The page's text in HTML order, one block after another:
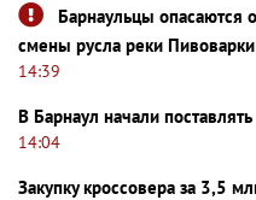
Барнаульцы опасаются
смены русла реки Пивоварки
14:39
В Барнаул начали
14:04
Закупку кроссовера за 3,5